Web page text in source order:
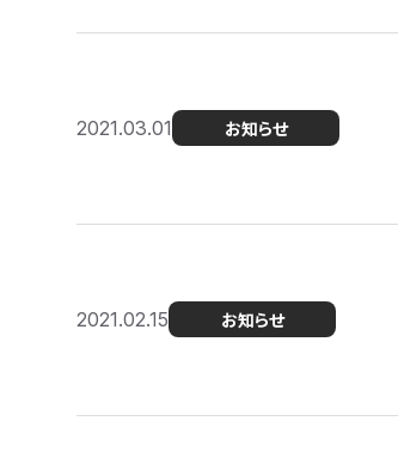
2021.03.01 お知らせ
2021.02.15 お知らせ